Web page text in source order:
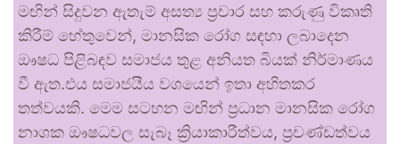
මඟින් සිදුවන ඇතැම් අසත්‍ය ප්‍රචාර සහ කරුණු විකෘති
කිරීම් හේතුවෙන්, මානසික රෝග සඳහා ලබාදෙන
ඖෂධ පිළිබඳව සමාජය තුළ අනියත බියක් නිර්මාණය
වී ඇත.එය සමාජයීය වශයෙන් ඉතා අහිතකර
තත්වයකි. මෙම සටහන මඟින් ප්‍රධාන මානසික රෝග
නාශක ඖෂධවල සැබෑ ක්‍රියාකාරීත්වය, ප්‍රචණ්ඩත්වය